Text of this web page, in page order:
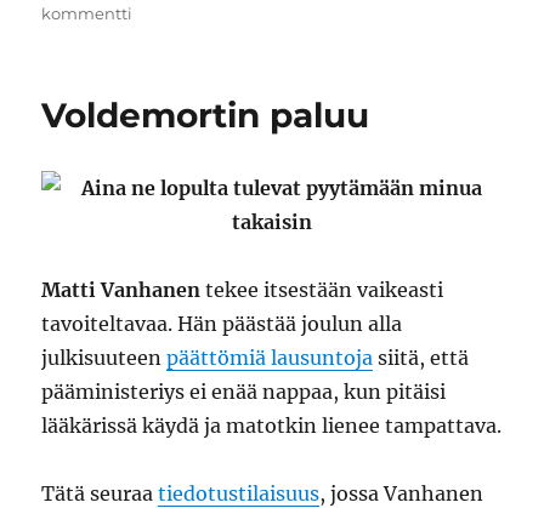
kommentti
Voldemortin paluu
Matti Vanhanen tekee itsestään vaikeasti
tavoiteltavaa. Hän päästää joulun alla
julkisuuteenpäättömiä lausuntoja siitä, että
pääministeriys ei enää nappaa, kun pitäisi
lääkärissä käydä ja matotkin lienee tampattava.
Tätä seuraatiedotustilaisuus, jossa Vanhanen